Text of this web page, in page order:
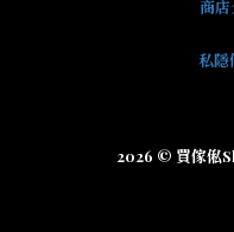
商
私隱
2026 © 買傢俬